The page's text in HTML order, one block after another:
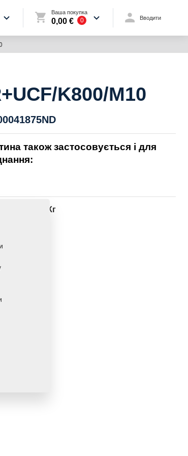
Ваша покупка
0,00 € 0 Вводити
K800/M10
також застосовується і для
1086,3660 Кг